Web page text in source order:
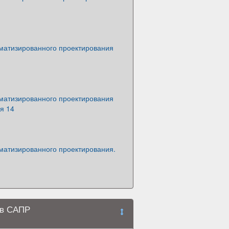
проектирования
проектирования
14
проектирования.
в САПР